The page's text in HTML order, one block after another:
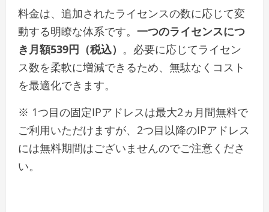
料金は、追加されたライセンスの数に応じて変
動する明瞭な体系です。 一つのライセンスにつ
き月額539円（税込） 。必要に応じてライセン
ス数を柔軟に増減できるため、無駄なくコスト
を最適化できます。
※ 1つ目の固定IPアドレスは最大2ヵ月間無料で
ご利用いただけますが、2つ目以降のIPアドレス
には無料期間はございませんのでご注意くださ
い。